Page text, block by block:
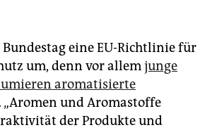
eine EU-Richtlinie für
um, denn vor allemjunge
aromatisierte
. „Aromen und Aromastoffe
der Produkte und